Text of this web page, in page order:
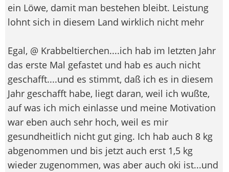
ein Löwe, damit man bestehen bleibt. Leistung
lohnt sich in diesem Land wirklich nicht mehr
Egal, @ Krabbeltierchen....ich hab im letzten Jahr
das erste Mal gefastet und hab es auch nicht
geschafft....und es stimmt, daß ich es in diesem
Jahr geschafft habe, liegt daran, weil ich wußte,
auf was ich mich einlasse und meine Motivation
war eben auch sehr hoch, weil es mir
gesundheitlich nicht gut ging. Ich hab auch 8 kg
abgenommen und bis jetzt auch erst 1,5 kg
wieder zugenommen, was aber auch oki ist...und